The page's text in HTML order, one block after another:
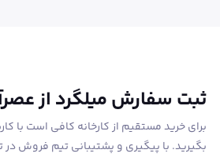
ثبت سفارش میلگرد از
برای خرید مستقیم از کارخانه کافی است
بگیرید. با پیگیری و پشتیبانی تیم فروش